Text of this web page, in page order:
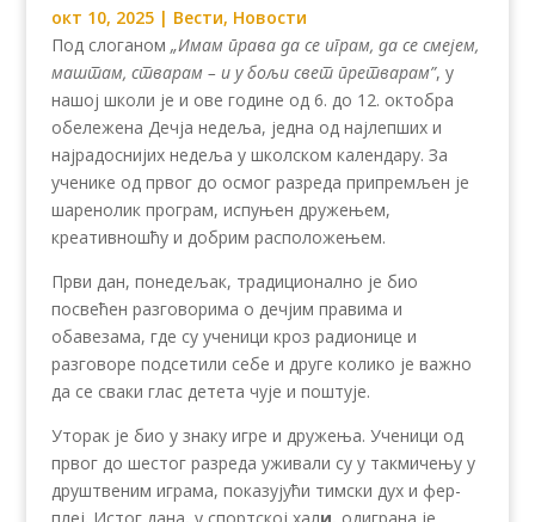
окт 10, 2025| Вести, Новости
Под слоганом „Имам права да се играм, да се смејем,
маштам, стварам – и у бољи свет претварам”, у
нашој школи је и ове године од 6. до 12. октобра
обележена Дечја недеља, једна од најлепших и
најрадоснијих недеља у школском календару. За
ученике од првог до осмог разреда припремљен је
шаренолик програм, испуњен дружењем,
креативношћу и добрим расположењем.
Први дан, понедељак, традиционално је био
посвећен разговорима о дечјим правима и
обавезама, где су ученици кроз радионице и
разговоре подсетили себе и друге колико је важно
да се сваки глас детета чује и поштује.
Уторак је био у знаку игре и дружења. Ученици од
првог до шестог разреда уживали су у такмичењу у
друштвеним играма, показујући тимски дух и фер-